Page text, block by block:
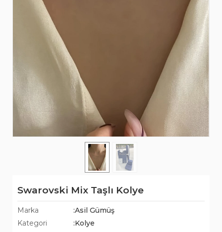
Swarovski Mix Taşlı Kolye
Marka
:Asil Gümüş
Kategori
:Kolye